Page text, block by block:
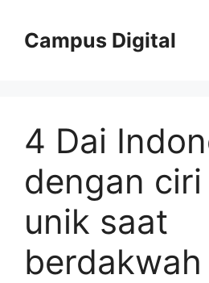
Campus Digital
4 Dai
dengan
unik saat
berdakwah